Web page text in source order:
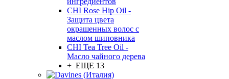
CHI Rose Hip Oil -
Защита цвета
окрашенных волос с
маслом шиповника
CHI Tea Tree Oil -
Масло чайного дерева
+ ЕЩЕ 13